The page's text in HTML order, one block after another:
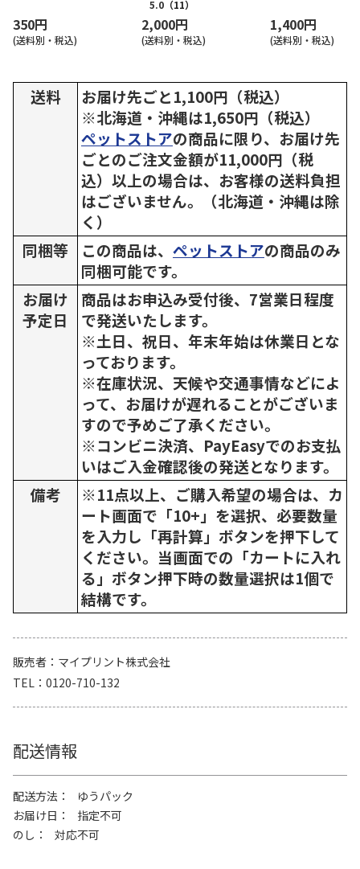
350円
(送料別・税込)
5.0 （11）
2,000円
(送料別・税込)
1,400円
(送料別・税込)
送料
お届け先ごと1,100円（税込）
※北海道・沖縄は1,650円（税込）
ペットストアの商品に限り、お届け先
ごとのご注文金額が11,000円（税
込）以上の場合は、お客様の送料負担
はございません。（北海道・沖縄は除
く）
同梱等
この商品は、 ペットストアの商品のみ
同梱可能です。
お届け
予定日
商品はお申込み受付後、7営業日程度
で発送いたします。
※土日、祝日、年末年始は休業日とな
っております。
※在庫状況、天候や交通事情などによ
って、お届けが遅れることがございま
すので予めご了承ください。
※コンビニ決済、PayEasyでのお支払
いはご入金確認後の発送となります。
備考
※11点以上、ご購入希望の場合は、カ
ート画面で「10+」を選択、必要数量
を入力し「再計算」ボタンを押下して
ください。当画面での「カートに入れ
る」ボタン押下時の数量選択は1個で
結構です。
販売者
マイプリント株式会社
TEL
0120-710-132
配送情報
配送方法
ゆうパック
お届け日
指定不可
のし
対応不可